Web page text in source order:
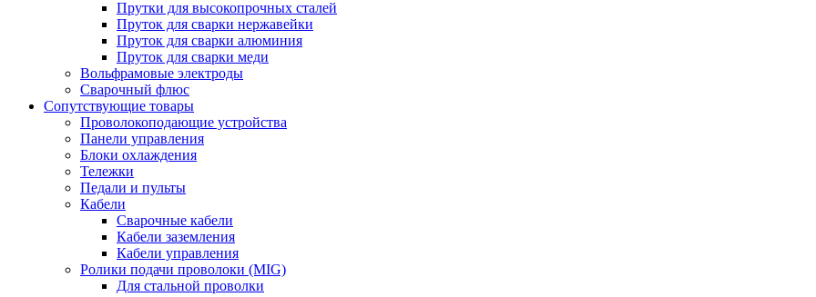
Прутки для высокопрочных сталей
Пруток для сварки нержавейки
Пруток для сварки алюминия
Пруток для сварки меди
Вольфрамовые электроды
Сварочный флюс
Сопутствующие товары
Проволокоподающие устройства
Панели управления
Блоки охлаждения
Тележки
Педали и пульты
Кабели
Сварочные кабели
Кабели заземления
Кабели управления
Ролики подачи проволоки (MIG)
Для стальной проволки